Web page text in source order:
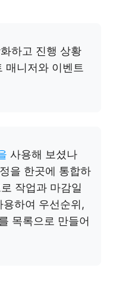
하고 진행 상황
매니저와 이벤트
사용해 보셨나
을 한곳에 통합하
작업과 마감일
하여 우선순위,
목록으로 만들어